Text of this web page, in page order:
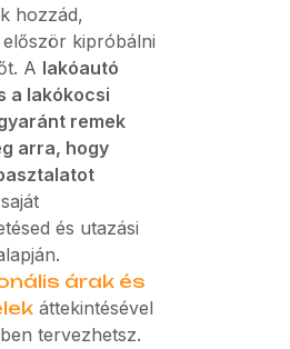
hozzád,
először kipróbálni
A lakóautó
a lakókocsi
remek
arra, hogy
saját
és utazási
árak és
áttekintésével
tervezhetsz.